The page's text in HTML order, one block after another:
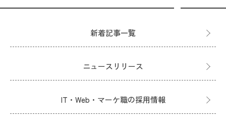
新着記事一覧
ニュースリリース
IT・Web・マーケ職の採用情報